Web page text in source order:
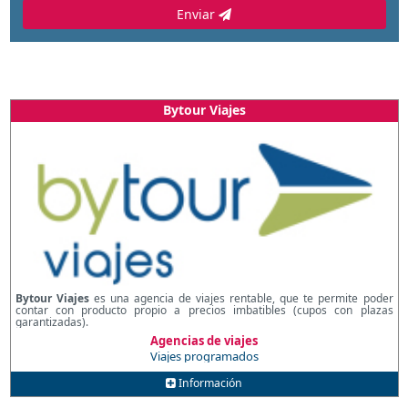
Enviar
Bytour Viajes
Bytour Viajes es una agencia de viajes rentable, que te permite poder
contar con producto propio a precios imbatibles (cupos con plazas
garantizadas).
Agencias de viajes
Viajes programados
Información